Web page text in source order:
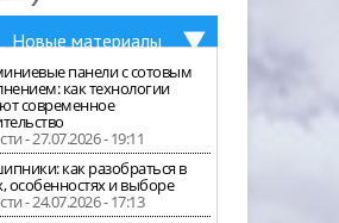
Новые материалы
панели с сотовым
как технологии
современное
- 27.07.2026 - 19:11
как разобраться в
особенностях и выборе
- 24.07.2026 - 17:13